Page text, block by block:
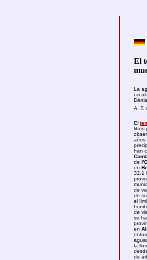
El
La
A. T.
El
litros
años
han
de
en
32,1
de
de
el
de
se
en
la
de